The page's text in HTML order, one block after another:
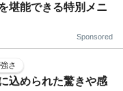
堪能できる特別メニ
Sponsored
さ
込められた驚きや感